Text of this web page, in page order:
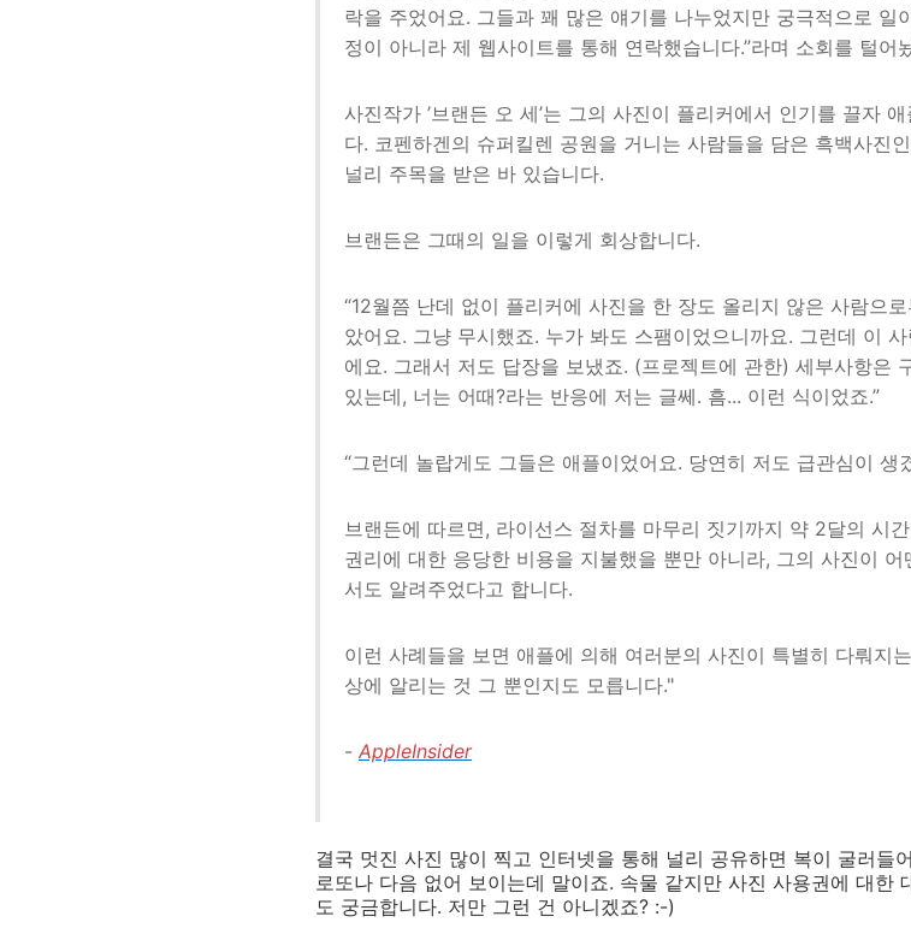
락을 주었어요. 그들과 꽤 많은 얘기를 나누었지만 궁극적으로 일
정이 아니라 제 웹사이트를 통해 연락했습니다.”라며 소회를 털어
사진작가 ’브랜든 오 세’는 그의 사진이 플리커에서 인기를 끌자
다. 코펜하겐의 슈퍼킬렌 공원을 거니는 사람들을 담은 흑백사진
널리 주목을 받은 바 있습니다.
브랜든은 그때의 일을 이렇게 회상합니다.
“12월쯤 난데 없이 플리커에 사진을 한 장도 올리지 않은 사람으
았어요. 그냥 무시했죠. 누가 봐도 스팸이었으니까요. 그런데 이
에요. 그래서 저도 답장을 보냈죠. (프로젝트에 관한) 세부사항은
있는데, 너는 어때?라는 반응에 저는 글쎄. 흠... 이런 식이었죠.”
“그런데 놀랍게도 그들은 애플이었어요. 당연히 저도 급관심이 생
브랜든에 따르면, 라이선스 절차를 마무리 짓기까지 약 2달의 시
권리에 대한 응당한 비용을 지불했을 뿐만 아니라, 그의 사진이
서도 알려주었다고 합니다.
이런 사례들을 보면 애플에 의해 여러분의 사진이 특별히 다뤄지
상에 알리는 것 그 뿐인지도 모릅니다."
- AppleInsider
결국 멋진 사진 많이 찍고 인터넷을 통해 널리 공유하면 복이 굴러들
로또나 다음 없어 보이는데 말이죠. 속물 같지만 사진 사용권에 대한
도 궁금합니다. 저만 그런 건 아니겠죠? :-)